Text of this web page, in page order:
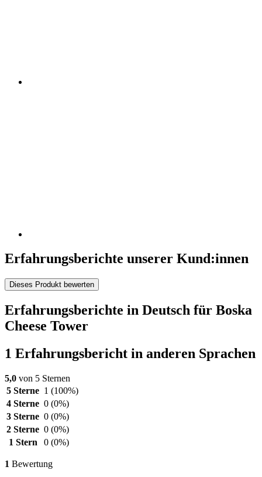
Erfahrungsberichte unserer Kund:innen
Dieses Produkt bewerten
Erfahrungsberichte in Deutsch für Boska
Cheese Tower
1 Erfahrungsbericht in anderen Sprachen
5,0 von 5 Sternen
5 Sterne 1 (100%)
4 Sterne 0 (0%)
3 Sterne 0 (0%)
2 Sterne 0 (0%)
1 Stern
0 (0%)
1 Bewertung